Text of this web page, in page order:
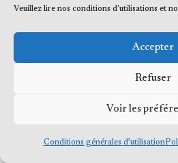
Veuillez lire nos conditions d'utilisations et
Accepter
Refuser
Voir les
Conditions générales d’utilisation